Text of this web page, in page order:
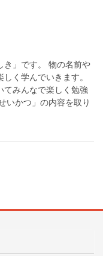
き」です。 物の名前や
く学んでいきます。
てみんなで楽しく勉強
いかつ」の内容を取り